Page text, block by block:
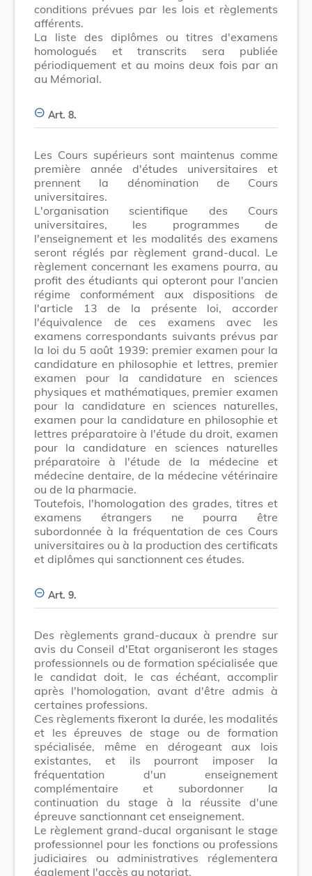
conditions prévues par les lois et règlements
afférents.
La liste des diplômes ou titres d'examens
homologués et transcrits sera publiée
périodiquement et au moins deux fois par an
au Mémorial.
Art. 8.
Les Cours supérieurs sont maintenus comme
première année d'études universitaires et
prennent la dénomination de Cours
universitaires.
L'organisation scientifique des Cours
universitaires, les programmes de
l'enseignement et les modalités des examens
seront réglés par règlement grand-ducal. Le
règlement concernant les examens pourra, au
profit des étudiants qui opteront pour l'ancien
régime conformément aux dispositions de
l'article 13 de la présente loi, accorder
l'équivalence de ces examens avec les
examens correspondants suivants prévus par
la loi du 5 août 1939: premier examen pour la
candidature en philosophie et lettres, premier
examen pour la candidature en sciences
physiques et mathématiques, premier examen
pour la candidature en sciences naturelles,
examen pour la candidature en philosophie et
lettres préparatoire à l'étude du droit, examen
pour la candidature en sciences naturelles
préparatoire à l'étude de la médecine et
médecine dentaire, de la médecine vétérinaire
ou de la pharmacie.
Toutefois, l'homologation des grades, titres et
examens étrangers ne pourra être
subordonnée à la fréquentation de ces Cours
universitaires ou à la production des certificats
et diplômes qui sanctionnent ces études.
Art. 9.
Des règlements grand-ducaux à prendre sur
avis du Conseil d'Etat organiseront les stages
professionnels ou de formation spécialisée que
le candidat doit, le cas échéant, accomplir
après l'homologation, avant d'être admis à
certaines professions.
Ces règlements fixeront la durée, les modalités
et les épreuves de stage ou de formation
spécialisée, même en dérogeant aux lois
existantes, et ils pourront imposer la
fréquentation d'un enseignement
complémentaire et subordonner la
continuation du stage à la réussite d'une
épreuve sanctionnant cet enseignement.
Le règlement grand-ducal organisant le stage
professionnel pour les fonctions ou professions
judiciaires ou administratives réglementera
également l'accès au notariat.